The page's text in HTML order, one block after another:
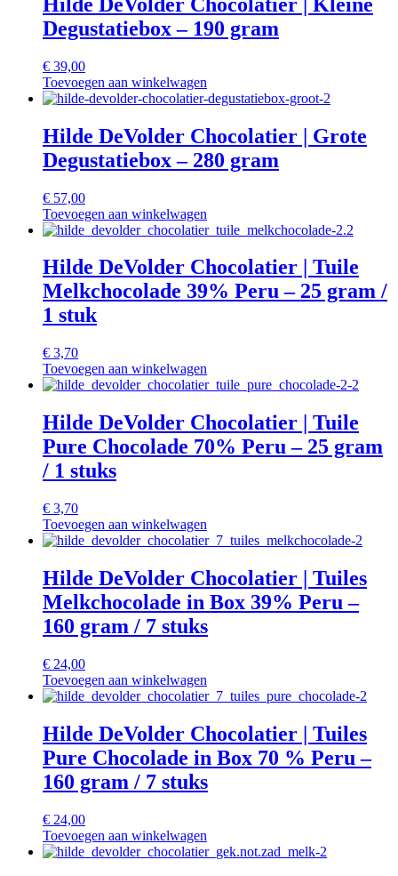
Degustatiebox – 190 gram
€ 39,00
Toevoegen aan winkelwagen
Hilde DeVolder Chocolatier | Grote
Degustatiebox – 280 gram
€ 57,00
Toevoegen aan winkelwagen
Hilde DeVolder Chocolatier | Tuile
Melkchocolade 39% Peru – 25 gram /
1 stuk
€ 3,70
Toevoegen aan winkelwagen
Hilde DeVolder Chocolatier | Tuile
Pure Chocolade 70% Peru – 25 gram
/ 1 stuks
€ 3,70
Toevoegen aan winkelwagen
Hilde DeVolder Chocolatier | Tuiles
Melkchocolade in Box 39% Peru –
160 gram / 7 stuks
€ 24,00
Toevoegen aan winkelwagen
Hilde DeVolder Chocolatier | Tuiles
Pure Chocolade in Box 70 % Peru –
160 gram / 7 stuks
€ 24,00
Toevoegen aan winkelwagen